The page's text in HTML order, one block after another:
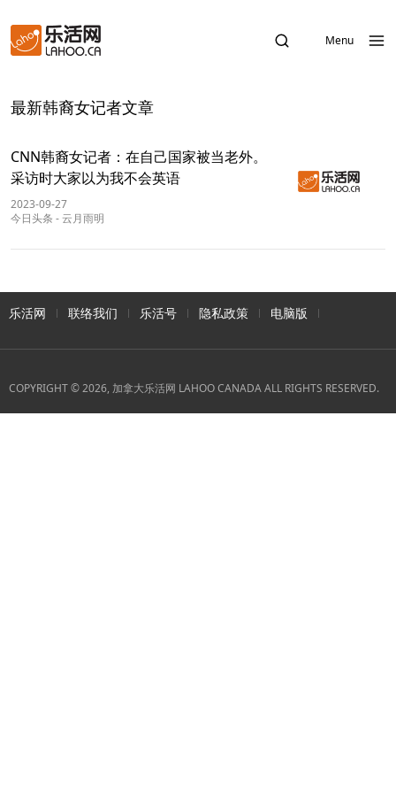
Menu
最新韩裔女记者文章
CNN韩裔女记者：在自己国家被当老外。
采访时大家以为我不会英语
2023-09-27
今日头条 -云月雨明
乐活网 联络我们 乐活号 隐私政策 电脑版
COPYRIGHT © 2026, 加拿大乐活网 LAHOO CANADA ALL RIGHTS RESERVED.